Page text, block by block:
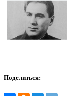
Поделиться: